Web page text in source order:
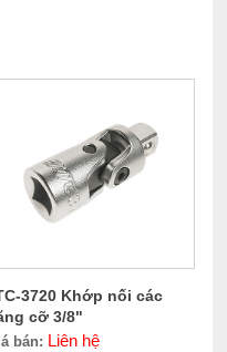
3720 Khớp nối các
cỡ 3/8"
bán: Liên hệ